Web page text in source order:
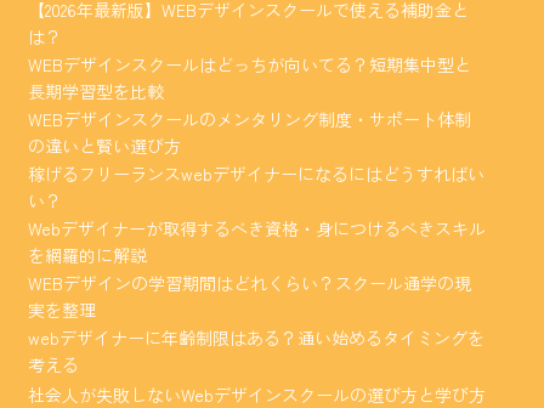
【2026年最新版】WEBデザインスクールで使える補助金と
は？
WEBデザインスクールはどっちが向いてる？短期集中型と
長期学習型を比較
WEBデザインスクールのメンタリング制度・サポート体制
の違いと賢い選び方
稼げるフリーランスwebデザイナーになるにはどうすればい
い？
Webデザイナーが取得するべき資格・身につけるべきスキル
を網羅的に解説
WEBデザインの学習期間はどれくらい？スクール通学の現
実を整理
webデザイナーに年齢制限はある？通い始めるタイミングを
考える
社会人が失敗しないWebデザインスクールの選び方と学び方